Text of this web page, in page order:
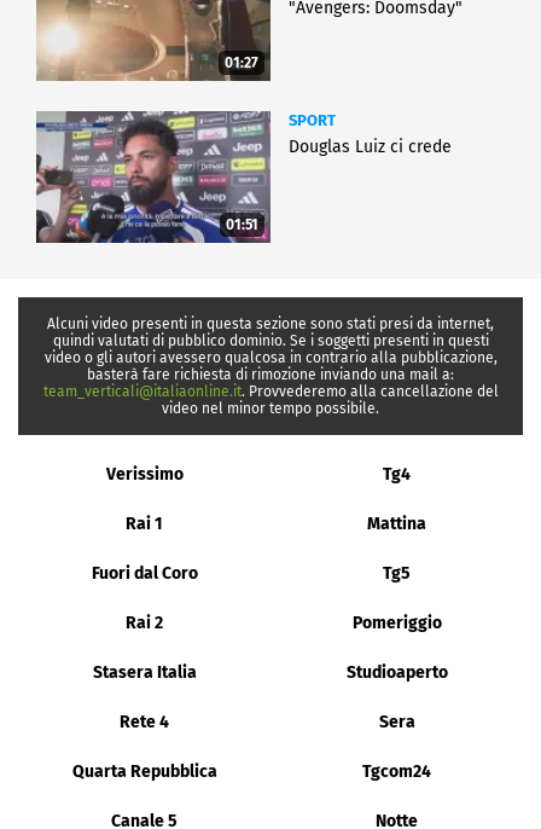
01:27
"Avengers: Doomsday"
01:51
SPORT
Douglas Luiz ci crede
Alcuni video presenti in questa sezione sono stati presi da internet,
quindi valutati di pubblico dominio. Se i soggetti presenti in questi
video o gli autori avessero qualcosa in contrario alla pubblicazione,
basterà fare richiesta di rimozione inviando una mail a:
team_verticali@italiaonline.it. Provvederemo alla cancellazione del
video nel minor tempo possibile.
Verissimo Tg4
Rai 1 Mattina
Fuori dal Coro Tg5
Rai 2 Pomeriggio
Stasera Italia Studioaperto
Rete 4 Sera
Quarta Repubblica Tgcom24
Canale 5 Notte